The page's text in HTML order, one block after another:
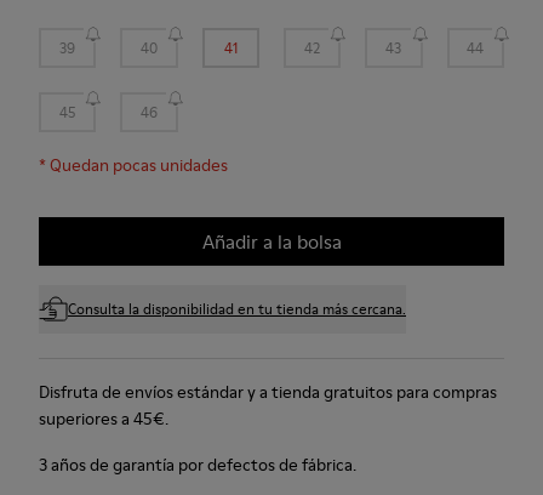
39 40 41 42 43 44
45 46
*Quedan pocas unidades
Añadir a la bolsa
Consulta la disponibilidad en tu tienda más cercana.
Disfruta de envíos estándar y a tienda gratuitos para compras
superiores a 45€.
3 años de garantía por defectos de fábrica.